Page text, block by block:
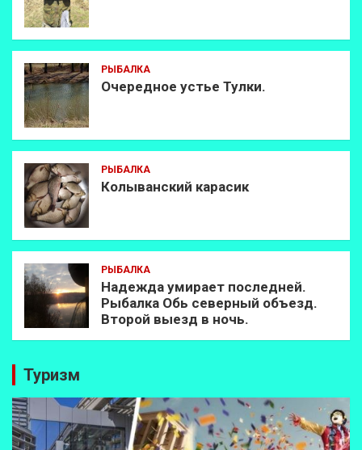
РЫБАЛКА
Очередное устье Тулки.
РЫБАЛКА
Колыванский карасик
РЫБАЛКА
Надежда умирает последней.
Рыбалка Обь северный объезд.
Второй выезд в ночь.
Туризм